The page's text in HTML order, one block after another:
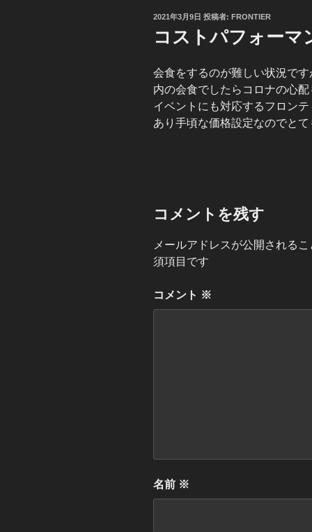
投
2021年3月9日 投稿者: FRONTIER
コストパフォーマ
会食をするのが難しい状況で
内の会食でしたらコロナの心
イベントにも対応するフロン
あり手頃な価格設定なのでと
コメントを残す
メールアドレスが公開される
須項目です
コメント ※
名前 ※